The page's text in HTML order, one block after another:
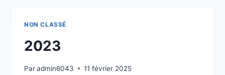
NON CLASSÉ
2023
Paradmin6043 11 février 2025